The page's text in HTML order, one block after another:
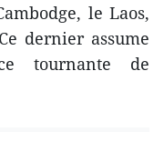
le Laos,
dernier assume
tournante de